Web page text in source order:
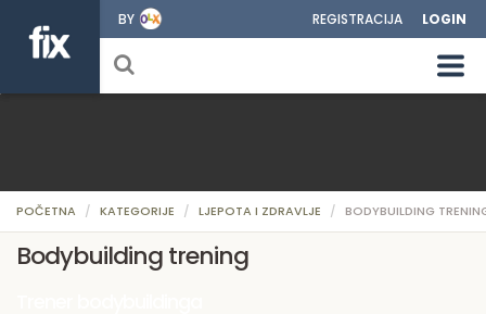
BY REGISTRACIJA LOGIN
POČETNA KATEGORIJE LJEPOTA I ZDRAVLJE BODYBUILDING
Bodybuilding trening